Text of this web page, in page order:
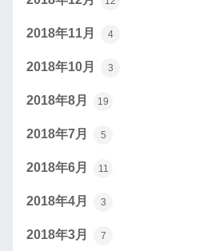
2018年11月 4
2018年10月 3
2018年8月 19
2018年7月 5
2018年6月 11
2018年4月 3
2018年3月 7